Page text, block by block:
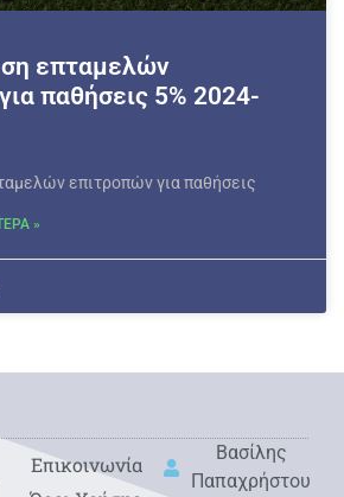
επταμελών
παθήσεις 5% 2024-
επιτροπών για παθήσεις
»
Eπικοινωνία
Βασίλης
Παπαχρήστου